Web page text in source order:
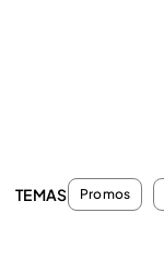
TEMAS Promos